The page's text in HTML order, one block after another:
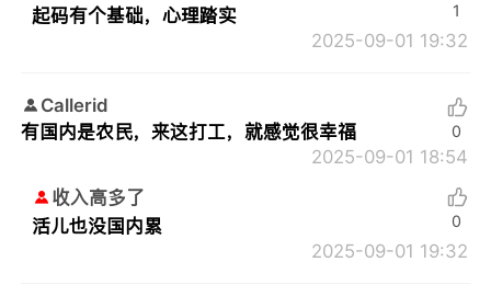
起码有个基础，心理踏实
2025-09-01 19:32
1
Callerid
有国内是农民，来这打工，就感觉很幸福
2025-09-01 18:54
0
收入高多了
活儿也没国内累
2025-09-01 19:32
0